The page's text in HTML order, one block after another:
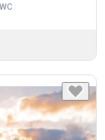
WC